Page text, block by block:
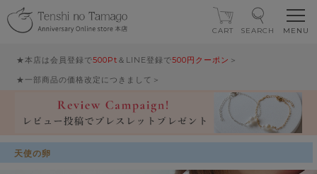
★本店は会員登録で500Pt ＆LINE登録で500円クーポン ＞
★一部商品の価格改定につきまして＞
CART SEARCH
天使の卵